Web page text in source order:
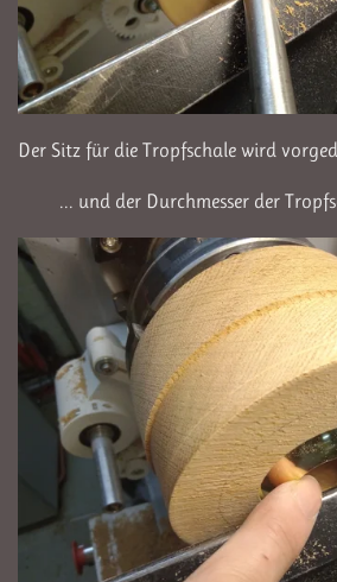
Der Sitz für die Tropfschale wird
... und der Durchmesser der